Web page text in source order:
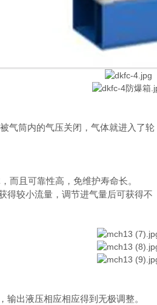
气筒内的气压关闭，气体就进入了轮
而且可靠性高，免维护寿命长。
得较小流量，调节进气量后可获得不
出液压相应相应得到无极调整。